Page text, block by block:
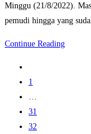
Minggu (21/8/2022).
pemudi hingga yang
Continue ReadingRibuan
to
previous
page
1
31
32